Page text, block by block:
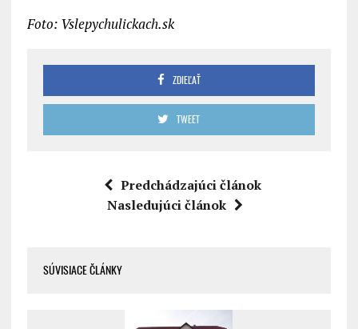
Foto: Vslepychulickach.sk
ZDIEĽAŤ
TWEET
Predchádzajúci článok
Nasledujúci článok
SÚVISIACE ČLÁNKY